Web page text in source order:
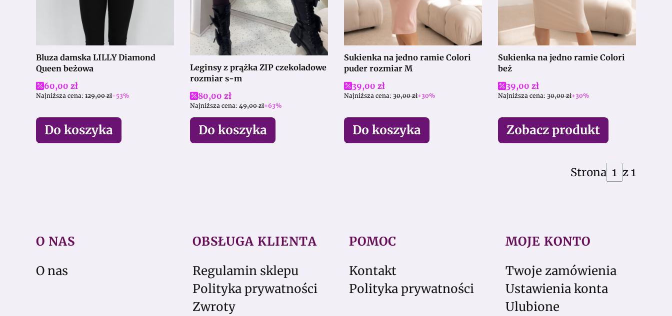
Bluza damska LILLY Diamond
Queen beżowa
Cena promocyjna
60,00 zł
Najniższa cena: 129,00 zł-53%
Do koszyka
Leginsy z prążka ZIP czekoladowe
rozmiar s-m
Cena promocyjna
80,00 zł
Najniższa cena: 49,00 zł+63%
Do koszyka
Sukienka na jedno ramie Colori
puder rozmiar M
Cena promocyjna
39,00 zł
Najniższa cena: 30,00 zł+30%
Do koszyka
Sukienka na jedno ramie Colori
beż
Cena promocyjna
39,00 zł
Najniższa cena: 30,00 zł+30%
Zobacz produkt
Strona z 1
Linki w stopce
O NAS
O nas
OBSŁUGA KLIENTA
Regulamin sklepu
Polityka prywatności
Zwroty
POMOC
Kontakt
Polityka prywatności
MOJE KONTO
Twoje zamówienia
Ustawienia konta
Ulubione